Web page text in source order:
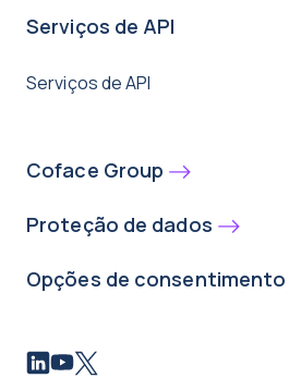
Serviços de API
Serviços de API
Coface Group
Proteção de dados
Opções de consentimento